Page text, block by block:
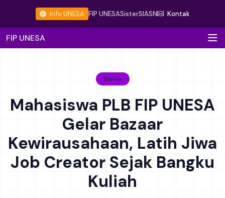
Info UNESA FIP UNESASisterSIASN Kontak
FIP UNESA
Berita
Mahasiswa PLB FIP UNESA
Gelar Bazaar
Kewirausahaan, Latih Jiwa
Job Creator Sejak Bangku
Kuliah